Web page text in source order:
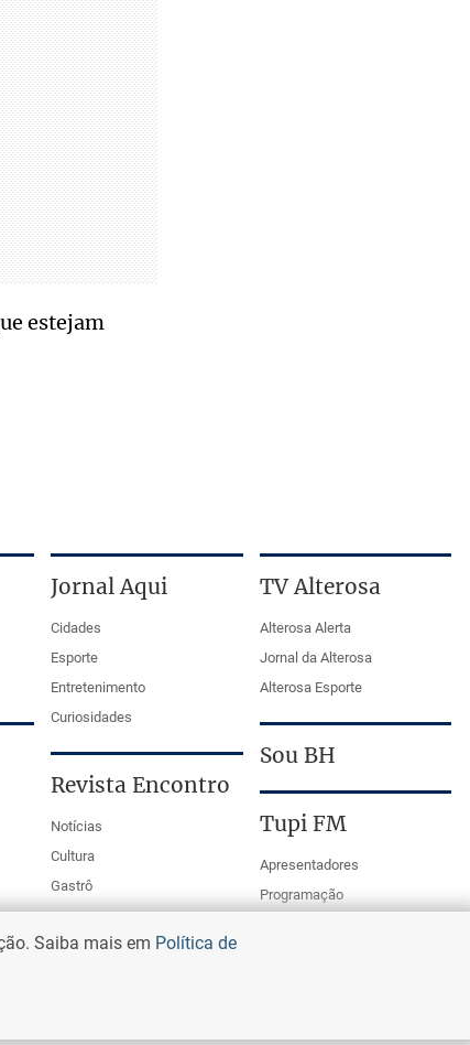
estejam
Jornal Aqui
Cidades
Esporte
Entretenimento
Curiosidades
Revista Encontro
Notícias
Cultura
Gastrô
TV Alterosa
Alterosa Alerta
Jornal da Alterosa
Alterosa Esporte
Sou BH
Tupi FM
Apresentadores
Programação
Saiba mais em Política de